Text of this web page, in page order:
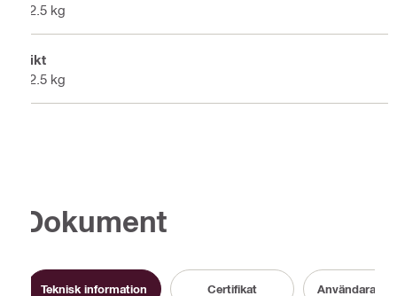
12.5 kg
Vikt
12.5 kg
Dokument
Teknisk information Certifikat